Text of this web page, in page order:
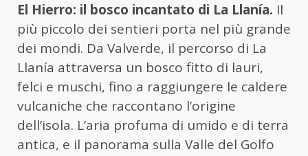
El Hierro: il bosco incantato di La Llanía. Il
più piccolo dei sentieri porta nel più grande
dei mondi. Da Valverde, il percorso di La
Llanía attraversa un bosco fitto di lauri,
felci e muschi, fino a raggiungere le caldere
vulcaniche che raccontano l’origine
dell’isola. L’aria profuma di umido e di terra
antica, e il panorama sulla Valle del Golfo